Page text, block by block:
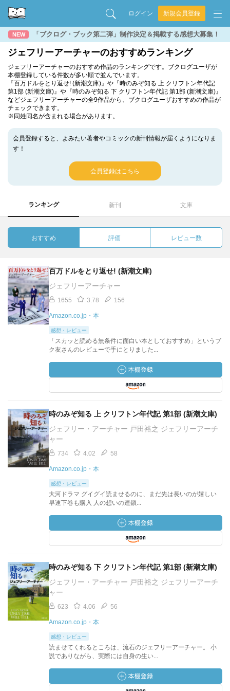
ログイン 新規会員登録
NEW 「ブクログ・ブック第二弾」制作決定＆掲載する感想大募集！
ジェフリーアーチャーのおすすめランキング
ジェフリーアーチャーのおすすめ作品のランキングです。ブクログユーザが
本棚登録している件数が多い順で並んでいます。
『百万ドルをとり返せ! (新潮文庫)』や『時のみぞ知る 上 クリフトン年代記
第1部 (新潮文庫)』や『時のみぞ知る 下 クリフトン年代記 第1部 (新潮文庫)』
などジェフリーアーチャーの全9作品から、ブクログユーザおすすめの作品が
チェックできます。
※同姓同名が含まれる場合があります。
会員登録すると、よみたい著者やコミックの新刊情報が届くようになりま
す！
会員登録はこちら
ランキング 新刊 文庫
おすすめ 評価 レビュー数
百万ドルをとり返せ! (新潮文庫)
ジェフリーアーチャー
1655 3.78 156
Amazon.co.jp・本
感想・レビュー
「スカッと読める無条件に面白い本としておすすめ」というブ
ク友さんのレビューで手にとりました...
時のみぞ知る 上 クリフトン年代記 第1部 (新潮文庫)
ジェフリー・アーチャー 戸田裕之 ジェフリーアーチ
ャー
734 4.02 58
Amazon.co.jp・本
感想・レビュー
大河ドラマ グイグイ読ませるのに、まだ先は長いのが嬉しい
早速下巻も購入 人の想いの連鎖...
時のみぞ知る 下 クリフトン年代記 第1部 (新潮文庫)
ジェフリー・アーチャー 戸田裕之 ジェフリーアーチ
ャー
623 4.06 56
Amazon.co.jp・本
感想・レビュー
読ませてくれるところは、流石のジェフリーアーチャー。 小
説でありながら、実際には自身の生い...